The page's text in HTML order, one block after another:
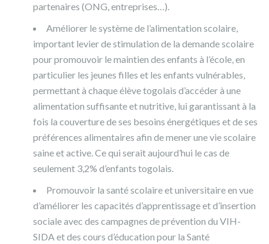
partenaires (ONG, entreprises…).
Améliorer le système de l’alimentation scolaire,
important levier de stimulation de la demande scolaire
pour promouvoir le maintien des enfants à l’école, en
particulier les jeunes filles et les enfants vulnérables,
permettant à chaque élève togolais d’accéder à une
alimentation suffisante et nutritive, lui garantissant à la
fois la couverture de ses besoins énergétiques et de ses
préférences alimentaires afin de mener une vie scolaire
saine et active. Ce qui serait aujourd’hui le cas de
seulement 3,2% d’enfants togolais.
Promouvoir la santé scolaire et universitaire en vue
d’améliorer les capacités d’apprentissage et d’insertion
sociale avec des campagnes de prévention du VIH-
SIDA et des cours d’éducation pour la Santé